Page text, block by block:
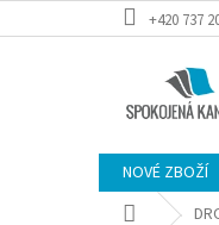
na
+420 737
NOVÉ ZBOŽÍ
Domů